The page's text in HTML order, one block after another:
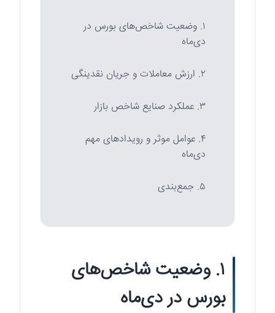
۱. وضعیت شاخص‌های بورس در
دی‌ماه
۲. ارزش معاملات و جریان نقدینگی
۳. عملکرد صنایع شاخص بازار
۴. عوامل موثر و رویدادهای مهم
دی‌ماه
۵. جمع‌بندی
۱. وضعیت شاخص‌های
بورس در دی‌ماه